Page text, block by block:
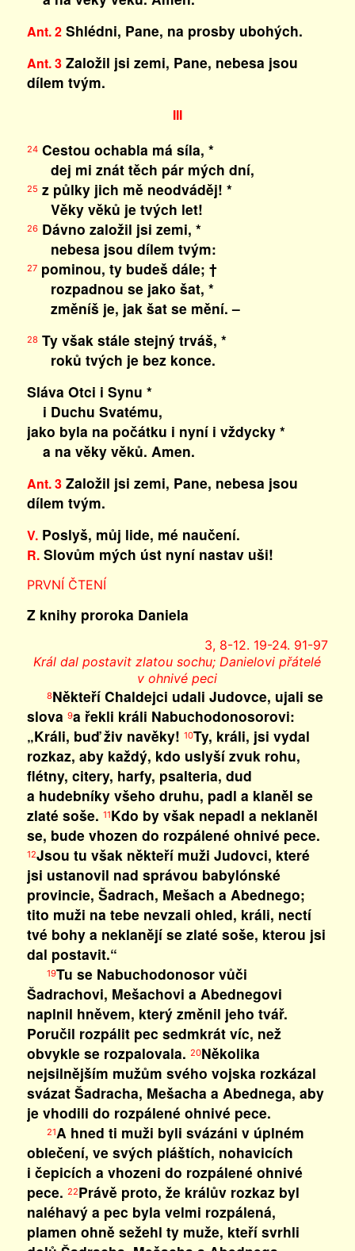
Ant. 2Shlédni, Pane, na prosby ubohých.
Ant. 3Založil jsi zemi, Pane, nebesa jsou
dílem tvým.
III
24Cestou ochabla má síla, *
dej mi znát těch pár mých dní,
25 z půlky jich mě neodváděj! *
Věky věků je tvých let!
26Dávno založil jsi zemi, *
nebesa jsou dílem tvým:
27pominou, ty budeš dále; †
rozpadnou se jako šat, *
změníš je, jak šat se mění. –
28 Ty však stále stejný trváš, *
roků tvých je bez konce.
Sláva Otci i Synu *
i Duchu Svatému,
jako byla na počátku i nyní i vždycky *
a na věky věků. Amen.
Ant. 3Založil jsi zemi, Pane, nebesa jsou
dílem tvým.
V.Poslyš, můj lide, mé naučení.
R.Slovům mých úst nyní nastav uši!
PRVNÍ ČTENÍ
Z knihy proroka Daniela
3, 8-12. 19-24. 91-97
Král dal postavit zlatou sochu; Danielovi přátelé
v ohnivé peci
8Někteří Chaldejci udali Judovce, ujali se
slova 9a řekli králi Nabuchodonosorovi:
„Králi, buď živ navěky! 10Ty, králi, jsi vydal
rozkaz, aby každý, kdo uslyší zvuk rohu,
flétny, citery, harfy, psalteria, dud
a hudebníky všeho druhu, padl a klaněl se
zlaté soše. 11Kdo by však nepadl a neklaněl
se, bude vhozen do rozpálené ohnivé pece.
12Jsou tu však někteří muži Judovci, které
jsi ustanovil nad správou babylónské
provincie, Šadrach, Mešach a Abednego;
tito muži na tebe nevzali ohled, králi, nectí
tvé bohy a neklanějí se zlaté soše, kterou jsi
dal postavit.“
19Tu se Nabuchodonosor vůči
Šadrachovi, Mešachovi a Abednegovi
naplnil hněvem, který změnil jeho tvář.
Poručil rozpálit pec sedmkrát víc, než
obvykle se rozpalovala. 20Několika
nejsilnějším mužům svého vojska rozkázal
svázat Šadracha, Mešacha a Abednega, aby
je vhodili do rozpálené ohnivé pece.
21A hned ti muži byli svázáni v úplném
oblečení, ve svých pláštích, nohavicích
i čepicích a vhozeni do rozpálené ohnivé
pece. 22Právě proto, že králův rozkaz byl
naléhavý a pec byla velmi rozpálená,
plamen ohně sežehl ty muže, kteří svrhli